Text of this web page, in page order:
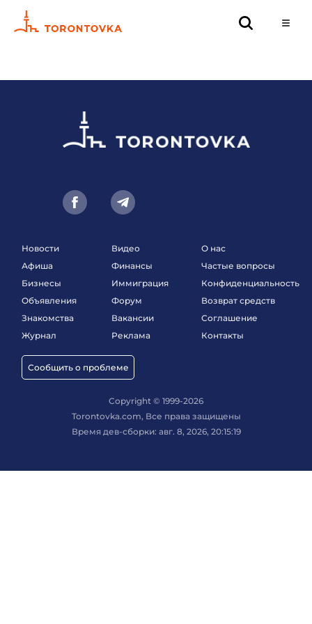
Новости
Афиша
Бизнесы
Объявления
Знакомства
Журнал
Сообщить о проблеме
Видео
Финансы
Иммиграция
Форум
Вакансии
Реклама
О нас
Частые вопросы
Конфиденциальность
Возврат средств
Соглашение
Контакты
Copyright © 1999-2026
Torontovka.com, Все права защищены
Время дев-сборки: авг. 8, 2026, 20:15:19